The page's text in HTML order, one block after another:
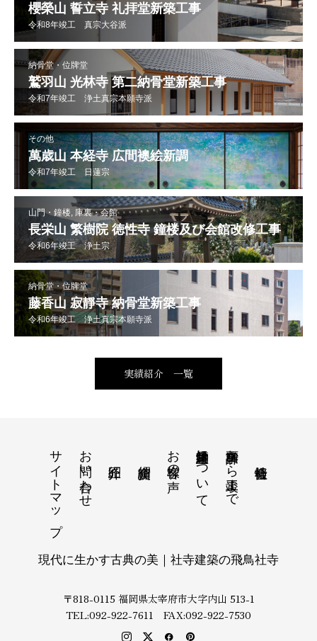
櫻榮山 誓立寺 礼拝堂新築工事
令和8年竣工 真宗大谷派
納骨堂・位牌堂
鷲羽山 光林寺 第二納骨堂新築工事
令和7年竣工 浄土真宗本願寺派
その他
萬歳山 本経寺 広間襖絵新調
令和7年竣工 日蓮宗
山門・鐘楼, 庫裏・会館
長栄山 繁樹院 徳性寺 鐘楼及び会館改修工事
令和6年竣工 浄土宗
納骨堂・位牌堂
藤香山 寂靜寺 納骨堂新築工事
令和6年竣工 浄土真宗本願寺派
実績紹介 一覧
事業計画から竣工まで
納骨堂建築について
お客様の声
お問い合わせ
サイトマップ
現代に生かす古典の美｜社寺建築の飛鳥社寺
〒818-0115 福岡県太宰府市大字内山 513-1
TEL:092-922-7611 FAX:092-922-7530